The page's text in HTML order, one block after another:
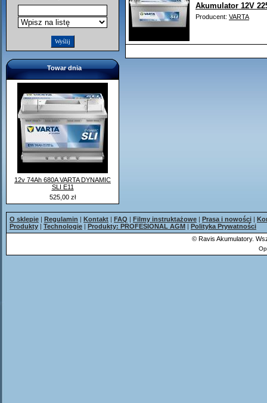
Towar dnia
12v 74Ah 680A VARTA DYNAMIC
SLI E11
525,00 zł
Akumulator 12V
Producent: VARTA
O sklepie | Regulamin | Kontakt | FAQ | Filmy instruktażowe | Prasa i nowości |
Produkty | Technologie | Produkty: PROFESIONAL AGM | Polityka Prywatności
© Ravis Akumulatory.